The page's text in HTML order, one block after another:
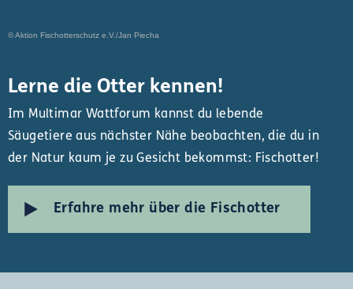
© Aktion Fischotterschutz e.V./Jan Piecha
Lerne die Otter kennen!
Im Multimar Wattforum kannst du lebende
Säugetiere aus nächster Nähe beobachten, die du in
der Natur kaum je zu Gesicht bekommst: Fischotter!
Erfahre mehr über die Fischotter